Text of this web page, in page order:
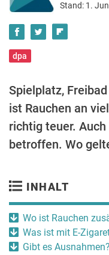
Stand: 1.
dpa
Spielplatz,
ist Rauchen an
richtig teuer.
betroffen. Wo
INHALT
Wo ist Rauchen
Was ist mit E-
Gibt es Ausnahmen?